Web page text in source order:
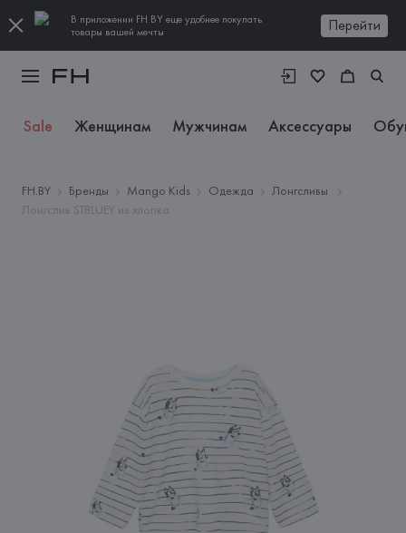
В приложении FH.BY еще удобнее покупать
товары вашей мечты
Перейти
Sale Женщинам Мужчинам Аксессуары
FH.BY Бренды Mango Kids Одежда
Лонгсливы
Лонгслив STBLUEY из хлопка